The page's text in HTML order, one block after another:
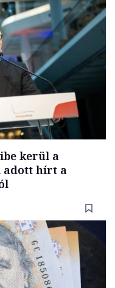
kerül a
adott hírt a